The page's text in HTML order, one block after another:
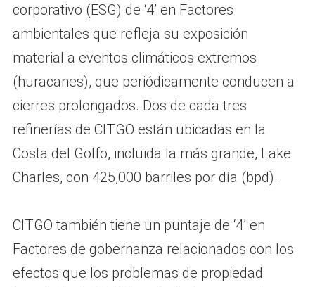
corporativo (ESG) de ‘4’ en Factores
ambientales que refleja su exposición
material a eventos climáticos extremos
(huracanes), que periódicamente conducen a
cierres prolongados. Dos de cada tres
refinerías de CITGO están ubicadas en la
Costa del Golfo, incluida la más grande, Lake
Charles, con 425,000 barriles por día (bpd).
CITGO también tiene un puntaje de ‘4’ en
Factores de gobernanza relacionados con los
efectos que los problemas de propiedad